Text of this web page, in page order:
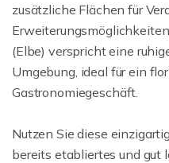
zusätzliche Flächen für
(Elbe) verspricht eine
Umgebung, ideal für ein
Gastronomiegeschäft.
Nutzen Sie diese
bereits etabliertes und gut